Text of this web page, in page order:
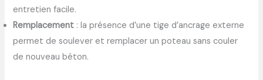
entretien facile.
Remplacement : la présence d’une tige d’ancrage externe
permet de soulever et remplacer un poteau sans couler
de nouveau béton.